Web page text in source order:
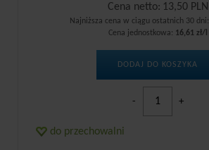
Cena netto: 13,50 PLN
Najniższa cena w ciągu ostatnich 30 dni:
Cena jednostkowa: 16,61 zł/l
DODAJ DO KOSZYKA
- +
do przechowalni